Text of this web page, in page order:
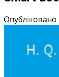
Опубліковано